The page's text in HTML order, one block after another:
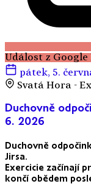
Událost z Google
pátek, 5.
Svatá Hora -
Duchovně
6. 2026
Duchovně
Jirsa.
Exercicie začínají
končí obědem